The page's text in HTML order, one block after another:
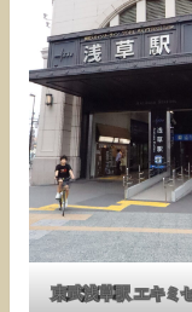
東武浅草駅 エキミ